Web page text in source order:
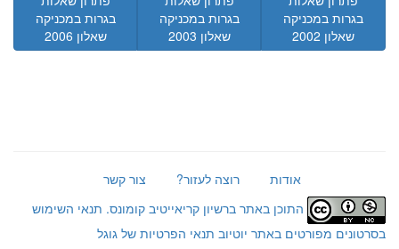
בגרות במכניקה
שאלון 2002
בגרות במכניקה
שאלון 2003
בגרות במכניקה
שאלון 2006
אודות רוצה לעזור?
צור קשר
התוכן באתר ברשיון קריאייטיב קומונס. תנאי השימוש
בסרטונים מפורטים באתר יוטיוב תנאי הפרטיות של גוגל